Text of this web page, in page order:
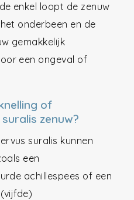
enkel loopt de zenuw
onderbeen en de
gemakkelijk
een ongeval of
of
zenuw?
suralis kunnen
een
achillespees of een